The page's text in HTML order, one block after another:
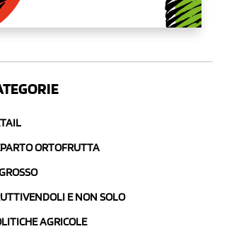
ORTOFRUTTA
E NON SOLO
AGRICOLE